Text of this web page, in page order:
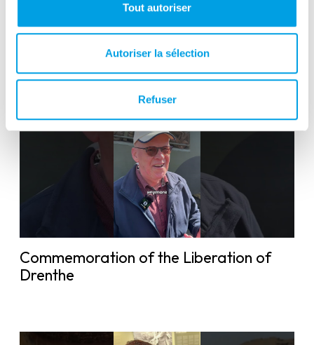
Tout autoriser
Autoriser la sélection
Refuser
Victory in Europe Day : May 8, 1945
Commemoration of the Liberation of
Drenthe